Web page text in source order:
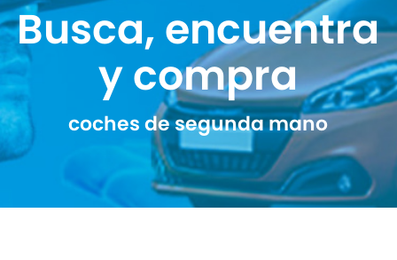
Busca, encuentra
y compra
coches de segunda mano